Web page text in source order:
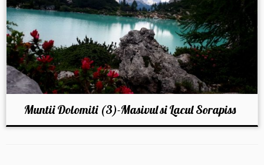
Muntii Dolomiti (3)-Masivul si Lacul Sorapiss